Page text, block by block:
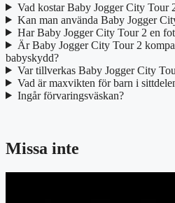
Vad kostar Baby Jogger City Tour
Kan man använda Baby Jogger
Har Baby Jogger City Tour 2 en
Är Baby Jogger City Tour 2
babyskydd?
Var tillverkas Baby Jogger City
Vad är maxvikten för barn i
Ingår förvaringsväskan?
Missa inte